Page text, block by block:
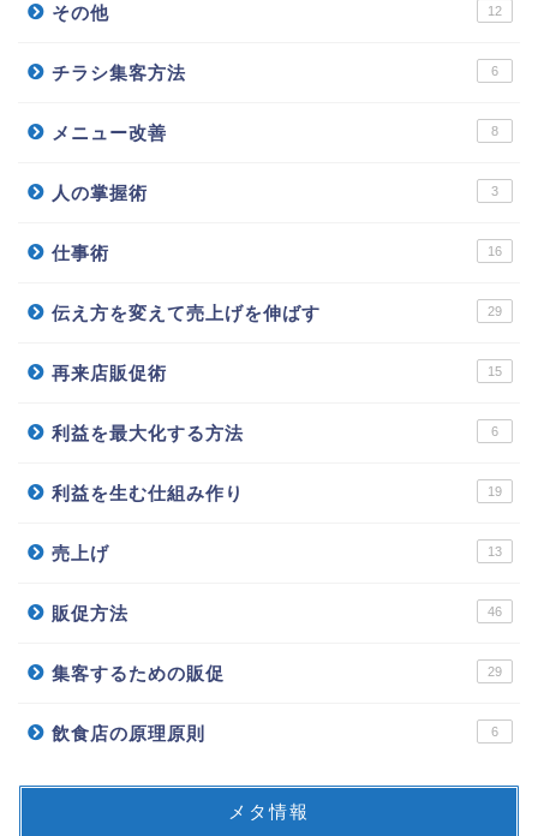
その他 12
チラシ集客方法 6
メニュー改善 8
人の掌握術 3
仕事術 16
伝え方を変えて売上げを伸ばす 29
再来店販促術 15
利益を最大化する方法 6
利益を生む仕組み作り 19
売上げ 13
販促方法 46
集客するための販促 29
飲食店の原理原則 6
メタ情報